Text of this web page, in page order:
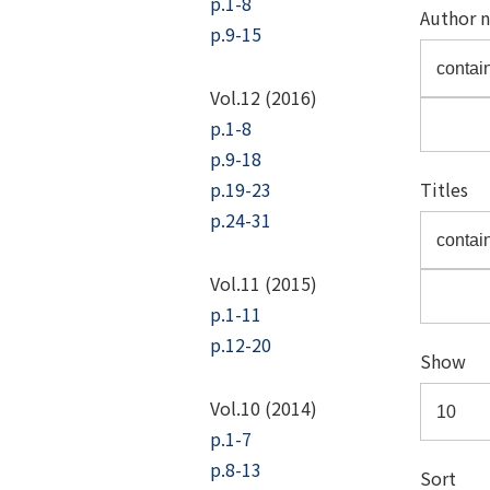
Author
Titles
Show
Sort
p.9-15
Vol.12 (2016)
p.1-8
p.9-18
p.19-23
p.24-31
Vol.11 (2015)
p.1-11
p.12-20
Vol.10 (2014)
p.1-7
p.8-13